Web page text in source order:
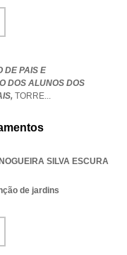
DE PAIS E
DOS ALUNOS DOS
TORRE...
NOGUEIRA SILVA ESCURA
de jardins